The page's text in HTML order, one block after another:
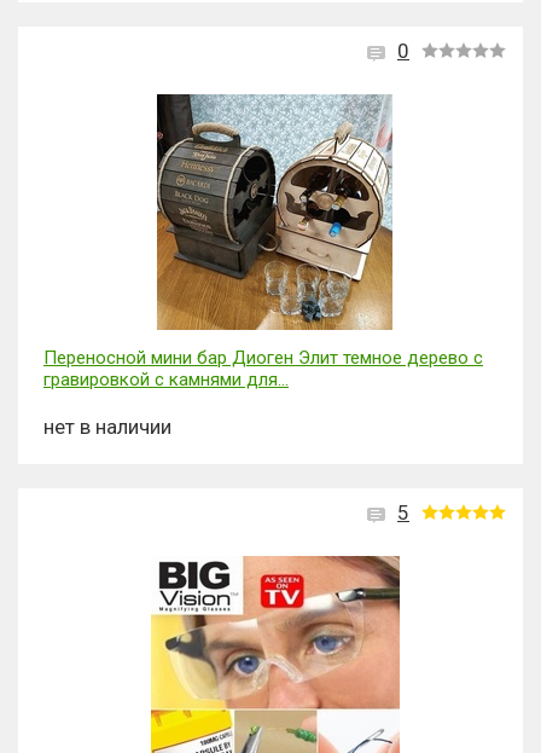
0
Переносной мини бар Диоген Элит темное дерево с
гравировкой с камнями для...
нет в наличии
5